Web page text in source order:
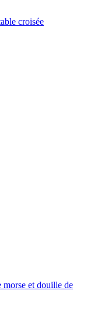
croisée
et douille de